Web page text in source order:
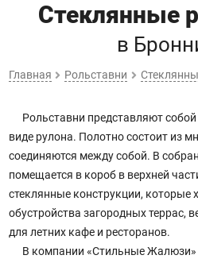
Стеклянные
в
Главная Рольставни
Рольставни представляют
виде рулона. Полотно состоит из
соединяются между собой. В
помещается в короб в верхней
стеклянные конструкции, которые
обустройства загородных террас,
для летних кафе и ресторанов.
В компании «Стильные